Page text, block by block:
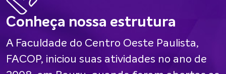
Conheça nossa estrutura
A Faculdade do Centro Oeste Paulista,
FACOP, iniciou suas atividades no ano de